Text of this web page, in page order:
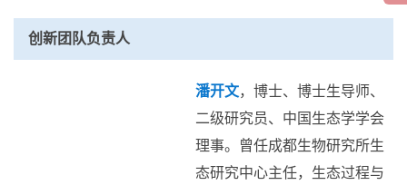
创新团队负责人
潘开文，博士、博士生导师、
二级研究员、中国生态学学会
理事。曾任成都生物研究所生
态研究中心主任，生态过程与